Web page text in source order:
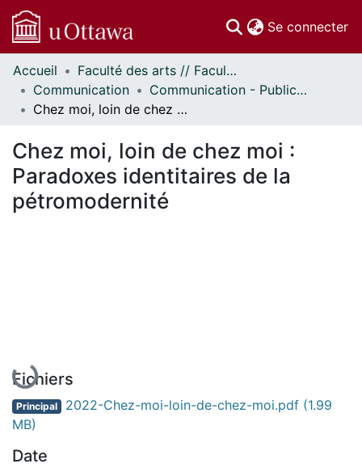
Se connecter
Communautés
et collections
Parcourir
À propos
Accueil
Faculté des arts // Faculty of Arts
Communication
Communication - Publications
Chez moi, loin de chez moi : Paradoxes identitaires de la pétromodernité
Chez moi, loin de chez moi :
Paradoxes identitaires de la
pétromodernité
Fichiers
Principal 2022-Chez-moi-loin-de-chez-moi.pdf (1.99
MB)
Date